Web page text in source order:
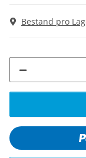
Bestand pro